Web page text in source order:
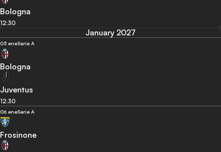
Bologna
12:30
January 2027
03 eneSerie A
Bologna
Juventus
12:30
06 eneSerie A
Frosinone